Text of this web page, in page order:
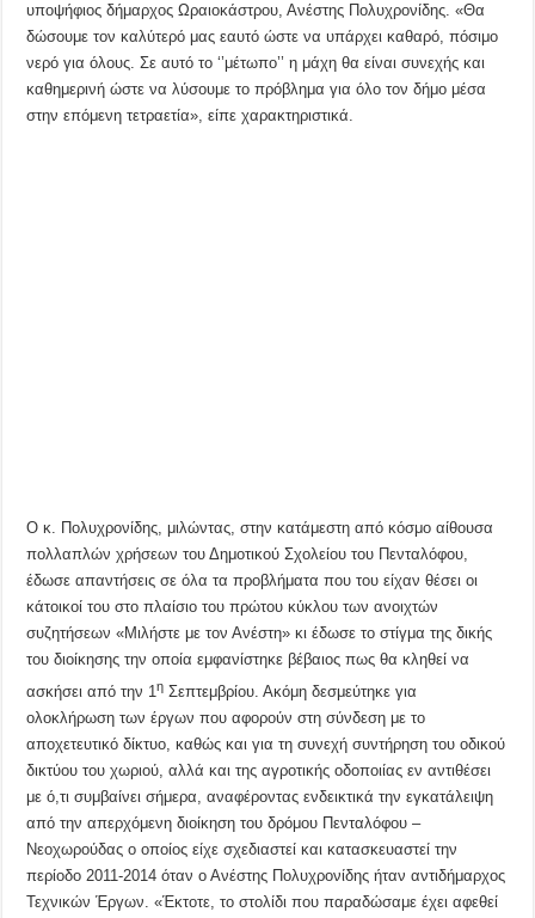
υποψήφιος δήμαρχος Ωραιοκάστρου, Ανέστης Πολυχρονίδης. «Θα
δώσουμε τον καλύτερό μας εαυτό ώστε να υπάρχει καθαρό, πόσιμο
νερό για όλους. Σε αυτό το ‘’μέτωπο’’ η μάχη θα είναι συνεχής και
καθημερινή ώστε να λύσουμε το πρόβλημα για όλο τον δήμο μέσα
στην επόμενη τετραετία», είπε χαρακτηριστικά.
Ο κ. Πολυχρονίδης, μιλώντας, στην κατάμεστη από κόσμο αίθουσα
πολλαπλών χρήσεων του Δημοτικού Σχολείου του Πενταλόφου,
έδωσε απαντήσεις σε όλα τα προβλήματα που του είχαν θέσει οι
κάτοικοί του στο πλαίσιο του πρώτου κύκλου των ανοιχτών
συζητήσεων «Μιλήστε με τον Ανέστη» κι έδωσε το στίγμα της δικής
του διοίκησης την οποία εμφανίστηκε βέβαιος πως θα κληθεί να
ασκήσει από την 1η Σεπτεμβρίου. Ακόμη δεσμεύτηκε για
ολοκλήρωση των έργων που αφορούν στη σύνδεση με το
αποχετευτικό δίκτυο, καθώς και για τη συνεχή συντήρηση του οδικού
δικτύου του χωριού, αλλά και της αγροτικής οδοποιίας εν αντιθέσει
με ό,τι συμβαίνει σήμερα, αναφέροντας ενδεικτικά την εγκατάλειψη
από την απερχόμενη διοίκηση του δρόμου Πενταλόφου –
Νεοχωρούδας ο οποίος είχε σχεδιαστεί και κατασκευαστεί την
περίοδο 2011-2014 όταν ο Ανέστης Πολυχρονίδης ήταν αντιδήμαρχος
Τεχνικών Έργων. «Έκτοτε, το στολίδι που παραδώσαμε έχει αφεθεί